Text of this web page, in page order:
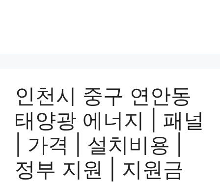
인천시 중구 연안동
태양광 에너지 | 패널
| 가격 | 설치비용 |
정부 지원 | 지원금